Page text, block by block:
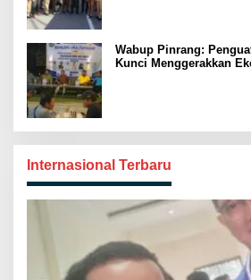
Wabup Pinrang:
Kunci Menggerakkan
Internasional Terbaru